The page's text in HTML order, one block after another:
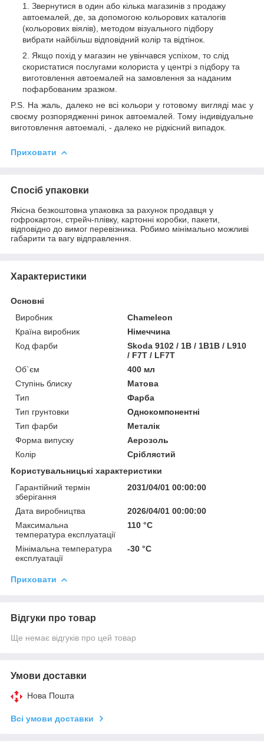
Звернутися в один або кілька магазинів з продажу
автоемалей, де, за допомогою кольорових каталогів
(кольорових віялів), методом візуального підбору
вибрати найбільш відповідний колір та відтінок.
Якщо похід у магазин не увінчався успіхом, то слід
скористатися послугами колориста у центрі з підбору та
виготовлення автоемалей на замовлення за наданим
пофарбованим зразком.
P.S. На жаль, далеко не всі кольори у готовому вигляді має у
своєму розпорядженні ринок автоемалей. Тому індивідуальне
виготовлення автоемалі, - далеко не рідкісний випадок.
Приховати
Спосіб упаковки
Якісна безкоштовна упаковка за рахунок продавця у
гофрокартон, стрейч-плівку, картонні коробки, пакети,
відповідно до вимог перевізника. Робимо мінімально можливі
габарити та вагу відправлення.
Характеристики
Основні
Виробник
Chameleon
Країна виробник
Німеччина
Код фарби
Skoda 9102 / 1B / 1B1B / L910
/ F7T / LF7T
Об`єм
400 мл
Ступінь блиску
Матова
Тип
Фарба
Тип грунтовки
Однокомпонентні
Тип фарби
Металік
Форма випуску
Аерозоль
Колір
Сріблястий
Користувальницькі характеристики
Гарантійний термін
зберігання
2031/04/01 00:00:00
Дата виробництва
2026/04/01 00:00:00
Максимальна
температура експлуатації
110 °С
Мінімальна температура
експлуатації
-30 °С
Приховати
Відгуки про товар
Ще немає відгуків про цей товар
Умови доставки
Нова Пошта
Всі умови доставки